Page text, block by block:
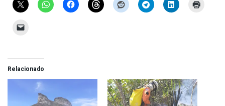
Relacionado